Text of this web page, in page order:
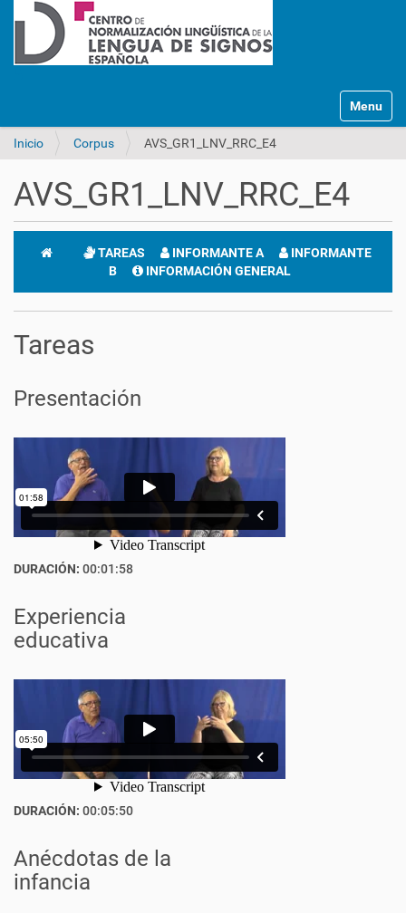
Mostrar/
Inicio Corpus AVS_GR1_LNV_RRC_E4
AVS_GR1_LNV_RRC_E4
TAREAS INFORMANTE A
INFORMANTE
B
INFORMACIÓN GENERAL
Tareas
Presentación
DURACIÓN: 00:01:58
Experiencia
educativa
DURACIÓN: 00:05:50
Anécdotas de la
infancia